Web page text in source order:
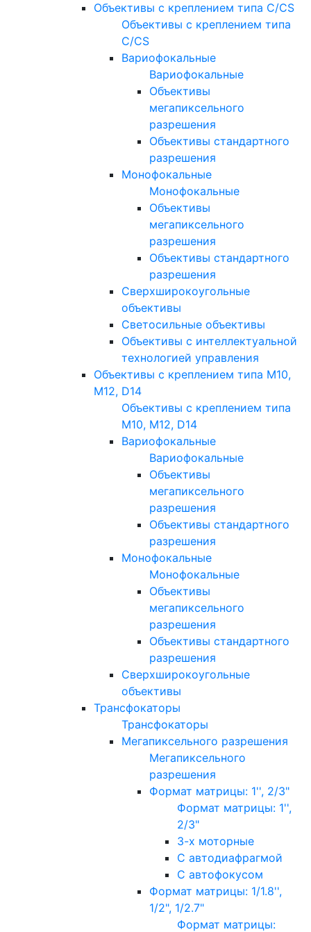
Объективы с креплением типа C/CS
Объективы с креплением типа
C/CS
Вариофокальные
Вариофокальные
Объективы
мегапиксельного
разрешения
Объективы стандартного
разрешения
Монофокальные
Монофокальные
Объективы
мегапиксельного
разрешения
Объективы стандартного
разрешения
Сверхширокоугольные
объективы
Светосильные объективы
Объективы с интеллектуальной
технологией управления
Объективы с креплением типа M10,
M12, D14
Объективы с креплением типа
M10, M12, D14
Вариофокальные
Вариофокальные
Объективы
мегапиксельного
разрешения
Объективы стандартного
разрешения
Монофокальные
Монофокальные
Объективы
мегапиксельного
разрешения
Объективы стандартного
разрешения
Сверхширокоугольные
объективы
Трансфокаторы
Трансфокаторы
Мегапиксельного разрешения
Мегапиксельного
разрешения
Формат матрицы: 1'', 2/3"
Формат матрицы: 1'',
2/3"
3-х моторные
С автодиафрагмой
С автофокусом
Формат матрицы: 1/1.8'',
1/2", 1/2.7"
Формат матрицы: